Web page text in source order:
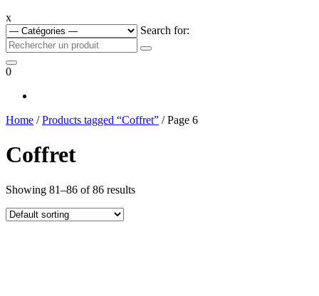
x
Search for:
0
Home /Products tagged “Coffret” / Page 6
Coffret
Showing 81–86 of 86 results